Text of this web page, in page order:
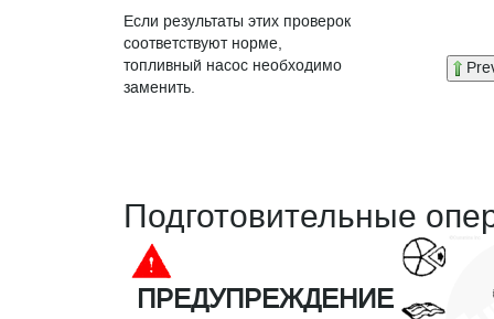
Если результаты этих проверок
соответствуют норме,
топливный насос необходимо
заменить.
Подготовительные
ПРЕДУПРЕЖДЕНИЕ